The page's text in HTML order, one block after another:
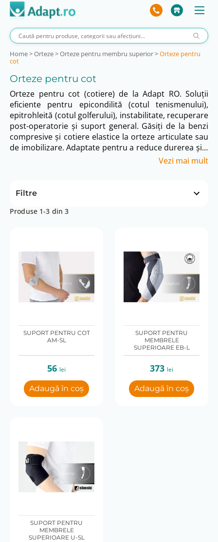
Home>Orteze>Orteze pentru membru superior>Orteze pentru
cot
Orteze pentru cot
Orteze pentru cot (cotiere) de la Adapt RO. Soluții
eficiente pentru epicondilită (cotul tenismenului),
epitrohleită (cotul golferului), instabilitate, recuperare
post-operatorie și suport general. Găsiți de la benzi
compresive și cotiere elastice la orteze articulate sau
de imobilizare. Adaptate pentru a reduce durerea și a
Vezi mai mult
Filtre
Produse 1-3 din 3
SUPORT PENTRU COT
AM-SL
56 lei
Adaugă în coș
SUPORT PENTRU
MEMBRELE
SUPERIOARE EB-L
373 lei
Adaugă în coș
SUPORT PENTRU
MEMBRELE
SUPERIOARE U-SL